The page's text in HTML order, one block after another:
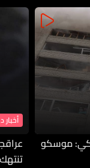
موسكو
أخبار